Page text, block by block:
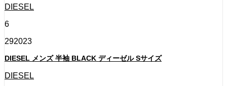
DIESEL
6
292023
DIESEL メンズ 半袖 BLACK ディーゼル Sサイズ
DIESEL